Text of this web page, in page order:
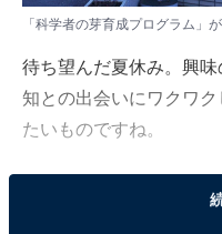
「科学者の芽育成プログラム」
待ち望んだ夏休み。興
知との出会いにワクワ
たいものですね。
今回は、埼玉県内で開
座を3つ紹介します。子